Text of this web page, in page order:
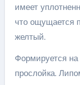
имеет
что ощущается
желтый.
Формируется
прослойка.